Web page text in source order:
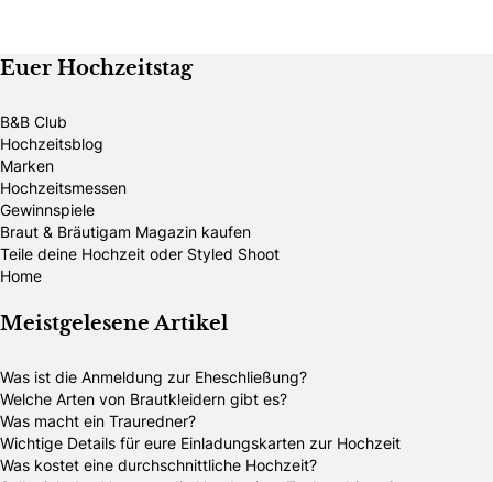
Euer Hochzeitstag
B&B Club
Hochzeitsblog
Marken
Hochzeitsmessen
Gewinnspiele
Braut & Bräutigam Magazin kaufen
Teile deine Hochzeit oder Styled Shoot
Home
Meistgelesene Artikel
Was ist die Anmeldung zur Eheschließung?
Welche Arten von Brautkleidern gibt es?
Was macht ein Trauredner?
Wichtige Details für eure Einladungskarten zur Hochzeit
Was kostet eine durchschnittliche Hochzeit?